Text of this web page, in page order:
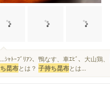
...ｼｬﾄｰﾌﾞﾘｱﾝ、鴨なす、車ｴﾋﾞ、大山鶏、
ち昆布とは？ 子持ち昆布とは...